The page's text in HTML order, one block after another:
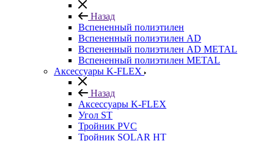
Назад
Вспененный полиэтилен
Вспененный полиэтилен AD
Вспененный полиэтилен AD METAL
Вспененный полиэтилен METAL
Аксессуары K-FLEX
Назад
Аксессуары K-FLEX
Угол ST
Тройник PVC
Тройник SOLAR HT